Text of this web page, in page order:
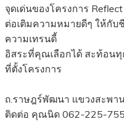
จุดเด่นของโครงการ
ต่อเติมความหมายดีๆ ให้กั
ความเทรนดี้
อิสระที่คุณเลือกได้ สะท้อน
ที่ตั้งโครงการ
ถ.ราษฎร์พัฒนา แขวงสะพา
ติดต่อ คุณนิด 062-225-